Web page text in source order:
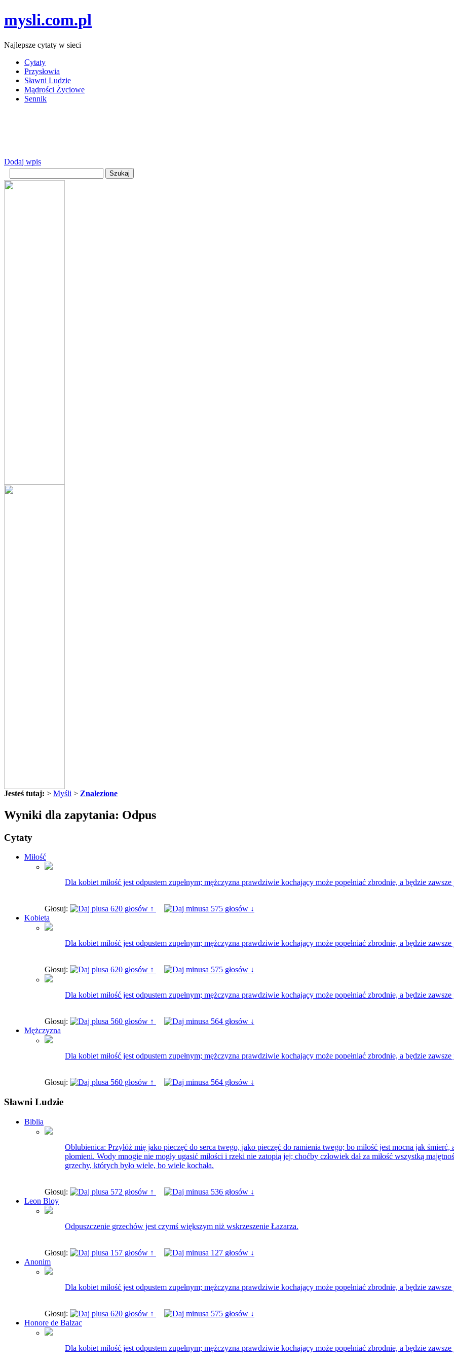
mysli.com.pl
Najlepsze cytaty w sieci
Cytaty
Przysłowia
Sławni Ludzie
Mądrości Życiowe
Sennik
Dodaj wpis
Jesteś tutaj: > Myśli > Znalezione
Wyniki dla zapytania: Odpus
Cytaty
Miłość
Dla kobiet miłość jest odpustem zupełnym; mężczyzna prawdziwie kochający może popełniać zbrodnie, a będzie
Głosuj: 620 głosów ↑
575 głosów ↓
Kobieta
Dla kobiet miłość jest odpustem zupełnym; mężczyzna prawdziwie kochający może popełniać zbrodnie, a będzie
Głosuj: 620 głosów ↑ 575 głosów ↓
Dla kobiet miłość jest odpustem zupełnym; mężczyzna prawdziwie kochający może popełniać zbrodnie, a będzie
Głosuj: 560 głosów ↑
564 głosów ↓
Mężczyzna
Dla kobiet miłość jest odpustem zupełnym; mężczyzna prawdziwie kochający może popełniać zbrodnie, a będzie
Głosuj: 560 głosów ↑ 564 głosów ↓
Sławni Ludzie
Biblia
Oblubienica: Przyłóż mię jako pieczęć do serca twego, jako pieczęć do ramienia twego; bo miłość jest mocna jak
płomieni. Wody mnogie nie mogły ugasić miłości i rzeki nie zatopią jej; choćby człowiek dał za miłość wszystką
grzechy, których było wiele, bo wiele kochała.
Głosuj: 572 głosów ↑
536 głosów ↓
Leon Bloy
Odpuszczenie grzechów jest czymś większym niż wskrzeszenie Łazarza.
Głosuj: 157 głosów ↑
127 głosów ↓
Anonim
Dla kobiet miłość jest odpustem zupełnym; mężczyzna prawdziwie kochający może popełniać zbrodnie, a będzie
Głosuj: 620 głosów ↑
575 głosów ↓
Honore de Balzac
Dla kobiet miłość jest odpustem zupełnym; mężczyzna prawdziwie kochający może popełniać zbrodnie, a będzie